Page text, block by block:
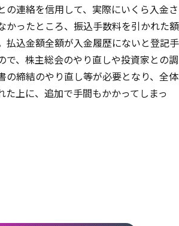
の連絡を信用して、実際にいくら入金さ
かったところ、振込手数料を引かれた額
払込金額全額が入金履歴にないと登記手
で、株主総会のやり直しや投資家との調
の締結のやり直し等が必要となり、全体
た上に、追加で手間もかかってしまっ